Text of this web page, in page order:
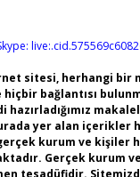
sitesi, herhangi bir
bağlantısı
hazırladığımız
yer alan içerikler
kurum ve kişiler
Gerçek kurum
tesadüfidir.